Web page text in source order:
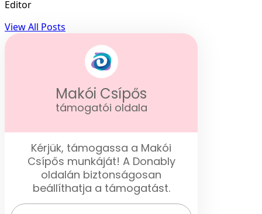
Editor
View All Posts
Makói Csípős
támogatói oldala
Kérjük, támogassa a Makói
Csípős munkáját! A Donably
oldalán biztonságosan
beállíthatja a támogatást.